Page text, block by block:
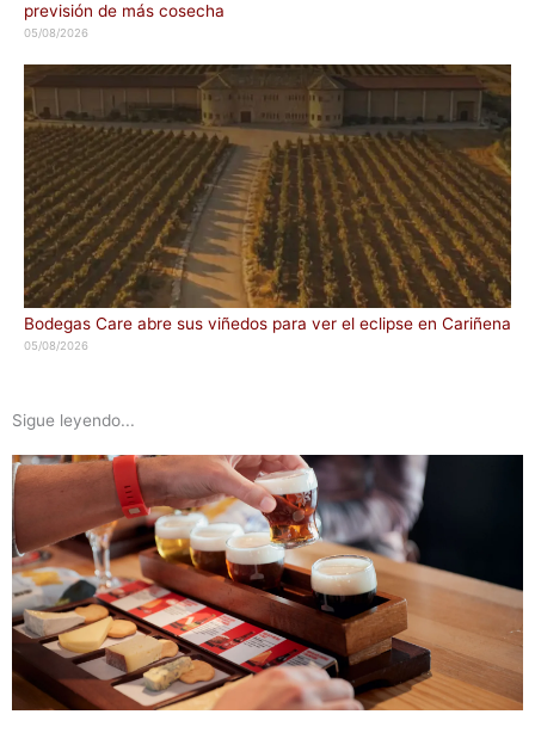
previsión de más cosecha
05/08/2026
Bodegas Care abre sus viñedos para ver el eclipse en Cariñena
05/08/2026
Sigue leyendo...